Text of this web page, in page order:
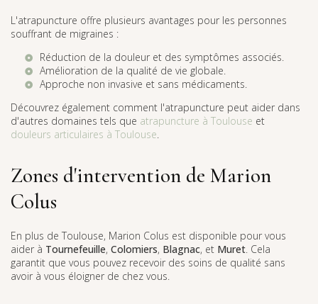
L'atrapuncture offre plusieurs avantages pour les personnes
souffrant de migraines :
Réduction de la douleur et des symptômes associés.
Amélioration de la qualité de vie globale.
Approche non invasive et sans médicaments.
Découvrez également comment l'atrapuncture peut aider dans
d'autres domaines tels que atrapuncture à Toulouse et
douleurs articulaires à Toulouse.
Zones d'intervention de Marion
Colus
En plus de Toulouse, Marion Colus est disponible pour vous
aider à Tournefeuille, Colomiers, Blagnac, et Muret. Cela
garantit que vous pouvez recevoir des soins de qualité sans
avoir à vous éloigner de chez vous.